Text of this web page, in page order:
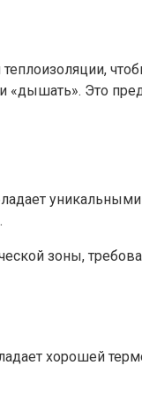
Это
зоны,
хорошей